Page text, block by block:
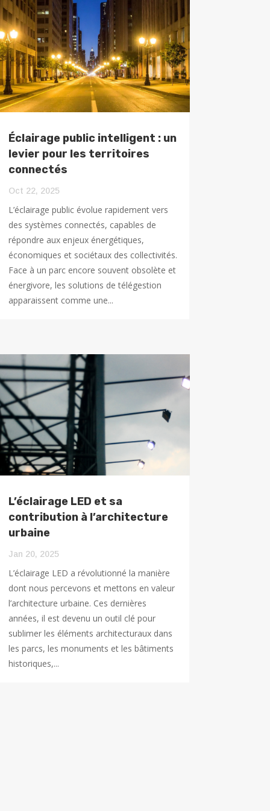
Éclairage public intelligent : un
levier pour les territoires
connectés
Oct 22, 2025
L’éclairage public évolue rapidement vers
des systèmes connectés, capables de
répondre aux enjeux énergétiques,
économiques et sociétaux des collectivités.
Face à un parc encore souvent obsolète et
énergivore, les solutions de télégestion
apparaissent comme une...
L’éclairage LED et sa
contribution à l’architecture
urbaine
Jan 20, 2025
L’éclairage LED a révolutionné la manière
dont nous percevons et mettons en valeur
l’architecture urbaine. Ces dernières
années, il est devenu un outil clé pour
sublimer les éléments architecturaux dans
les parcs, les monuments et les bâtiments
historiques,...